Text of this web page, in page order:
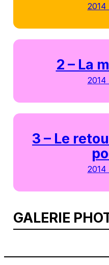
2014
2 – La
2014
3 – Le
2014
GALERIE